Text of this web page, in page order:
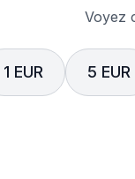
Voyez
1 EUR 5 EUR